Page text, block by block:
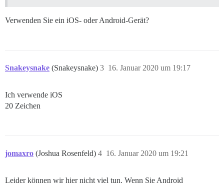
Verwenden Sie ein iOS- oder Android-Gerät?
Snakeysnake (Snakeysnake) 16. Januar 2020 um 19:17
3
Ich verwende iOS
20 Zeichen
jomaxro (Joshua Rosenfeld) 16. Januar 2020 um 19:21
4
Leider können wir hier nicht viel tun. Wenn Sie Android